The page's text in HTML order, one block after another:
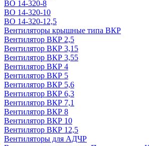
ВО 14-320-8
ВО 14-320-10
ВО 14-320-12,5
Вентиляторы крышные типа ВКР
Вентилятор ВКР 2,5
Вентилятор ВКР 3,15
Вентилятор ВКР 3,55
Вентилятор ВКР 4
Вентилятор ВКР 5
Вентилятор ВКР 5,6
Вентилятор ВКР 6,3
Вентилятор ВКР 7,1
Вентилятор ВКР 8
Вентилятор ВКР 10
Вентилятор ВКР 12,5
Вентиляторы для АДЧР